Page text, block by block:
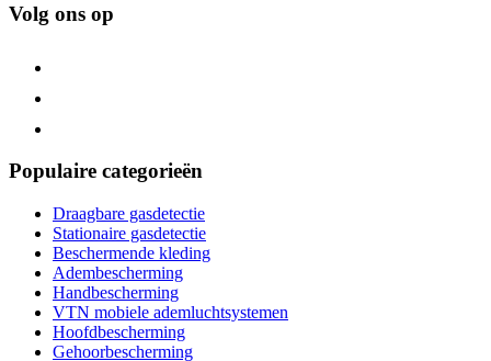
Volg ons op
Populaire categorieën
Draagbare gasdetectie
Stationaire gasdetectie
Beschermende kleding
Adembescherming
Handbescherming
VTN mobiele ademluchtsystemen
Hoofdbescherming
Gehoorbescherming